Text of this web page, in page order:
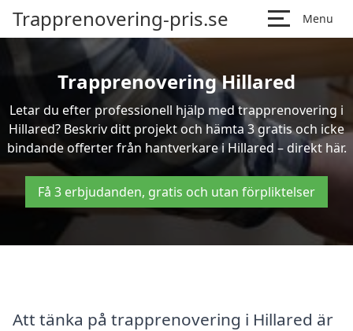
Trapprenovering-pris.se Menu
Trapprenovering Hillared
Letar du efter professionell hjälp med trapprenovering i
Hillared? Beskriv ditt projekt och hämta 3 gratis och icke
bindande offerter från hantverkare i Hillared – direkt här.
Få 3 erbjudanden, gratis och utan förpliktelser
Att tänka på trapprenovering i Hillared är